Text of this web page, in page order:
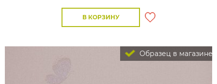
В КОРЗИНУ
Образец в магазине